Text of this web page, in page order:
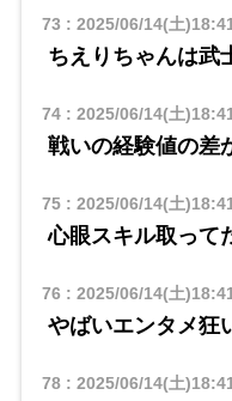
73 : 2025/06/14(土
ちえりちゃんは武
74: 2025/06/14(土
戦いの経験値の差
75: 2025/06/14(土
心眼スキル取って
76 : 2025/06/14(土
やばいエンタメ狂
78: 2025/06/14(土